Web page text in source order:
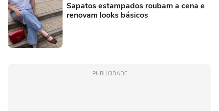
Sapatos estampados roubam a cena e
renovam looks básicos
PUBLICIDADE